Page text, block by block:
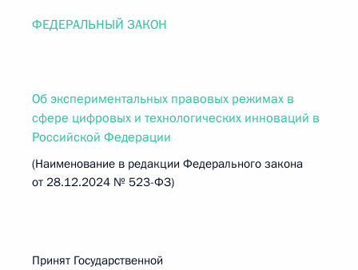
ФЕДЕРАЛЬНЫЙ ЗАКОН
Об экспериментальных правовых режимах в
сфере цифровых и технологических инноваций в
Российской Федерации
(Наименование в редакции Федерального закона
от 28.12.2024 № 523-ФЗ)
Принят Государственной